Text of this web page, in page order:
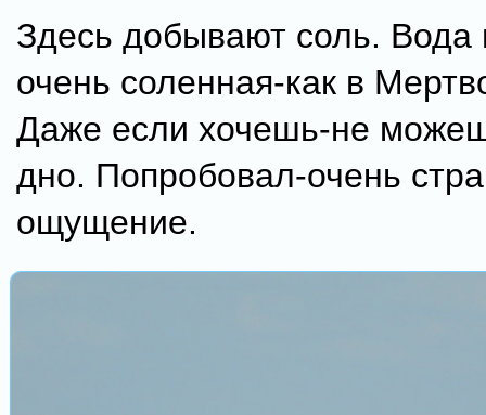
Здесь добывают соль. Вода
очень соленная-как в
Даже если хочешь-не
дно. Попробовал-очень
ощущение.